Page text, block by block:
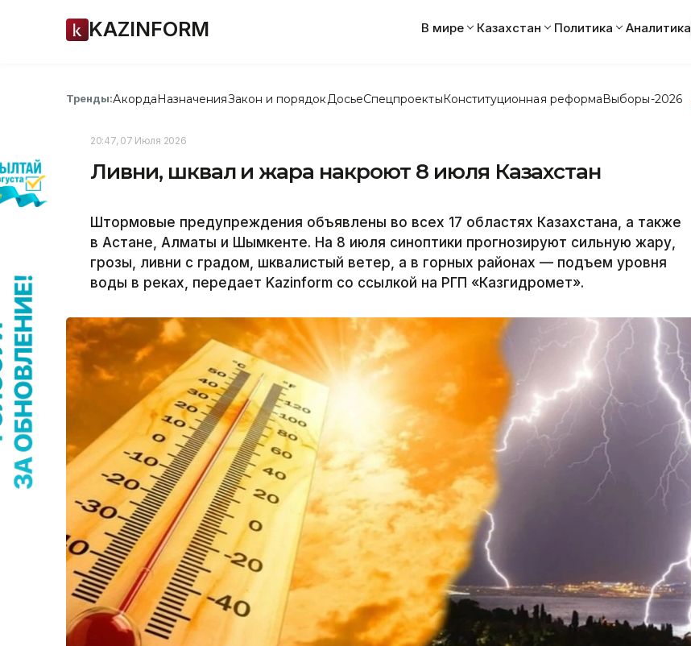
KAZINFORM В мире Казахстан Политика Аналитика
Тренды:АкордаНазначенияЗакон и порядок ДосьеСпецпроектыКонституционная реформаВыборы-2026
20:47, 07 Июля 2026
Ливни, шквал и жара накроют 8 июля Казахстан
Штормовые предупреждения объявлены во всех 17 областях Казахстана, а также
в Астане, Алматы и Шымкенте. На 8 июля синоптики прогнозируют сильную жару,
грозы, ливни с градом, шквалистый ветер, а в горных районах — подъем уровня
воды в реках, передает Kazinform со ссылкой на РГП «Казгидромет».